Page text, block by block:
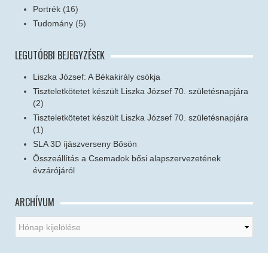
Portrék (16)
Tudomány (5)
LEGUTÓBBI BEJEGYZÉSEK
Liszka József: A Békakirály csókja
Tiszteletkötetet készült Liszka József 70. születésnapjára
(2)
Tiszteletkötetet készült Liszka József 70. születésnapjára
(1)
SLA 3D íjászverseny Bősön
Összeállítás a Csemadok bősi alapszervezetének
évzárójáról
ARCHÍVUM